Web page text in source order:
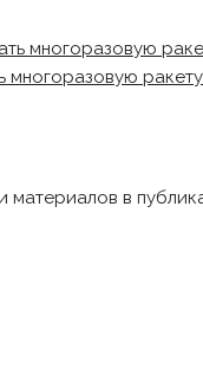
многоразовую ракету
в